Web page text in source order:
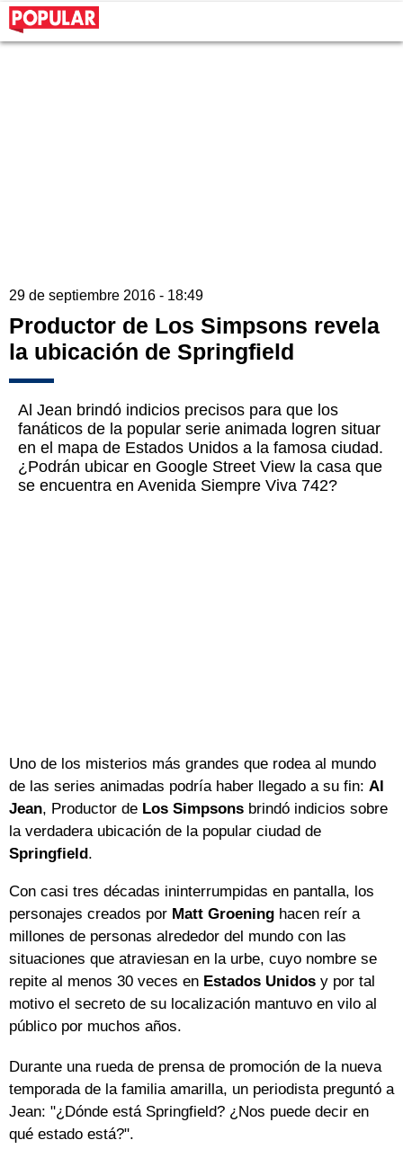
29 de septiembre 2016 - 18:49
Productor de Los Simpsons revela
la ubicación de Springfield
Al Jean brindó indicios precisos para que los
fanáticos de la popular serie animada logren situar
en el mapa de Estados Unidos a la famosa ciudad.
¿Podrán ubicar en Google Street View la casa que
se encuentra en Avenida Siempre Viva 742?
Uno de los misterios más grandes que rodea al mundo
de las series animadas podría haber llegado a su fin: Al
Jean, Productor de Los Simpsons brindó indicios sobre
la verdadera ubicación de la popular ciudad de
Springfield.
Con casi tres décadas ininterrumpidas en pantalla, los
personajes creados por Matt Groening hacen reír a
millones de personas alrededor del mundo con las
situaciones que atraviesan en la urbe, cuyo nombre se
repite al menos 30 veces en Estados Unidos y por tal
motivo el secreto de su localización mantuvo en vilo al
público por muchos años.
Durante una rueda de prensa de promoción de la nueva
temporada de la familia amarilla, un periodista preguntó a
Jean: "¿Dónde está Springfield? ¿Nos puede decir en
qué estado está?".